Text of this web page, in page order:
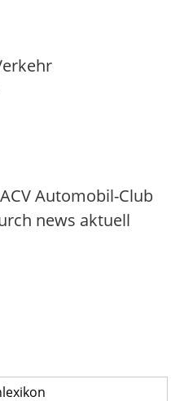
Automobil-Club
news aktuell